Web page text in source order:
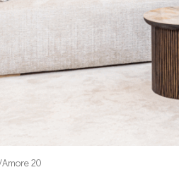
Amore 20